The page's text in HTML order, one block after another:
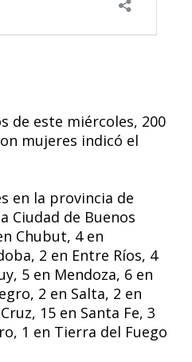
de este miércoles, 200
mujeres indicó el
en la provincia de
Ciudad de Buenos
Chubut, 4 en
2 en Entre Ríos, 4
5 en Mendoza, 6 en
2 en Salta, 2 en
15 en Santa Fe, 3
1 en Tierra del Fuego